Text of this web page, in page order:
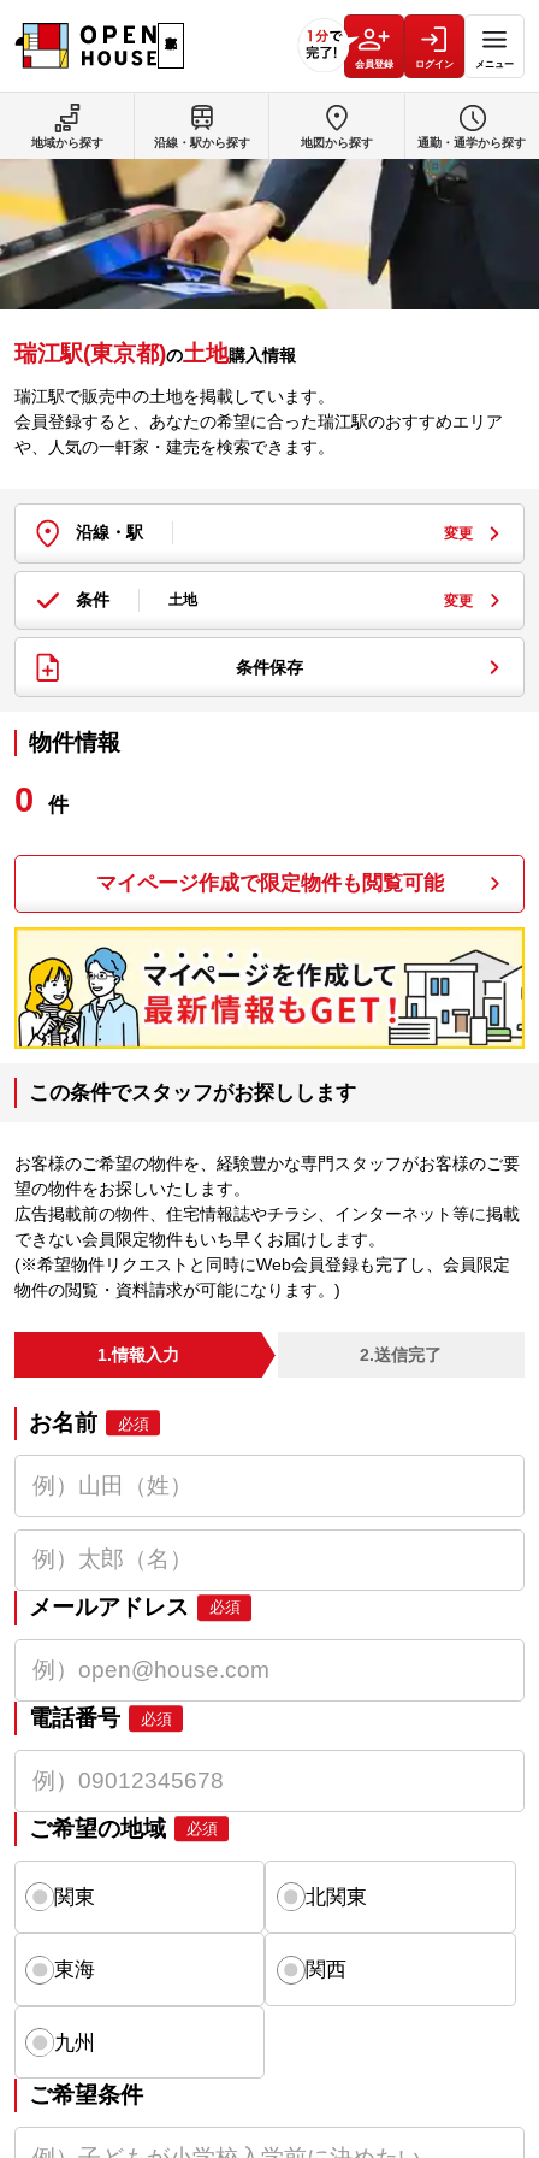
会員登録 ログイン メニュー
瑞江駅(東京都)の土地購入情報
瑞江駅で販売中の土地を掲載しています。
会員登録すると、あなたの希望に合った瑞江駅のおすすめエリア
や、人気の一軒家・建売を検索できます。
沿線・駅 変更
条件 土地 変更
条件保存
物件情報
0 件
マイページ作成で限定物件も閲覧可能
この条件でスタッフがお探しします
お客様のご希望の物件を、経験豊かな専門スタッフがお客様のご要
望の物件をお探しいたします。
広告掲載前の物件、住宅情報誌やチラシ、インターネット等に掲載
できない会員限定物件もいち早くお届けします。
(※希望物件リクエストと同時にWeb会員登録も完了し、会員限定
物件の閲覧・資料請求が可能になります。)
1.情報入力 2.送信完了
お名前 必須
メールアドレス 必須
電話番号 必須
ご希望の地域 必須
関東 北関東
東海 関西
九州
ご希望条件
地域から探す 沿線・駅から探す 地図から探す 通勤・通学から探す